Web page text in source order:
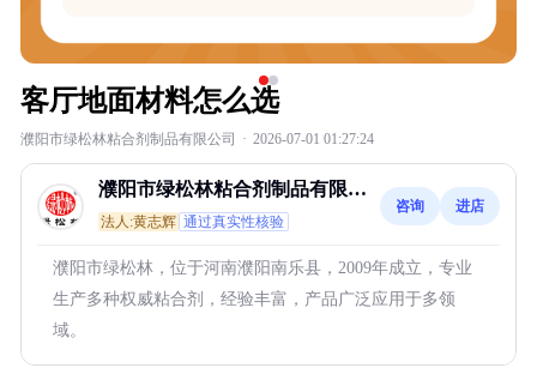
客厅地面材料怎么选
濮阳市绿松林粘合剂制品有限公司 · 2026-07-01 01:27:24
濮阳市绿松林粘合剂制品有限公
司
法人:黄志辉 通过真实性核验
咨询 进店
濮阳市绿松林，位于河南濮阳南乐县，2009年成立，专业
生产多种权威粘合剂，经验丰富，产品广泛应用于多领
域。